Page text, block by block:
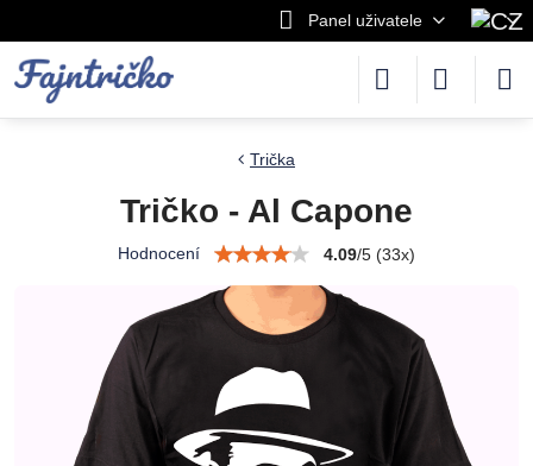
Panel uživatele
Trička
Tričko - Al Capone
Hodnocení 4.09/5 (33x)